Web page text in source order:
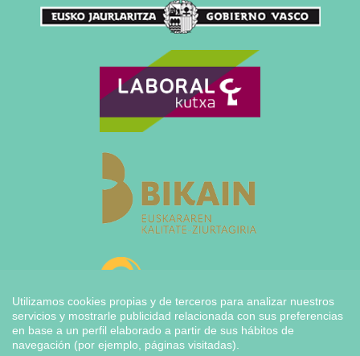
Utilizamos cookies propias y de terceros para analizar nuestros
servicios y mostrarle publicidad relacionada con sus preferencias
en base a un perfil elaborado a partir de sus hábitos de
navegación (por ejemplo, páginas visitadas).